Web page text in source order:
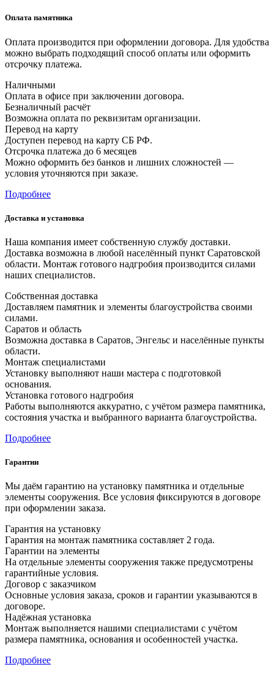
Оплата памятника
Оплата производится при оформлении договора. Для удобства
можно выбрать подходящий способ оплаты или оформить
отсрочку платежа.
Наличными
Оплата в офисе при заключении договора.
Безналичный расчёт
Возможна оплата по реквизитам организации.
Перевод на карту
Доступен перевод на карту СБ РФ.
Отсрочка платежа до 6 месяцев
Можно оформить без банков и лишних сложностей —
условия уточняются при заказе.
Подробнее
Доставка и установка
Наша компания имеет собственную службу доставки.
Доставка возможна в любой населённый пункт Саратовской
области. Монтаж готового надгробия производится силами
наших специалистов.
Собственная доставка
Доставляем памятник и элементы благоустройства своими
силами.
Саратов и область
Возможна доставка в Саратов, Энгельс и населённые пункты
области.
Монтаж специалистами
Установку выполняют наши мастера с подготовкой
основания.
Установка готового надгробия
Работы выполняются аккуратно, с учётом размера памятника,
состояния участка и выбранного варианта благоустройства.
Подробнее
Гарантии
Мы даём гарантию на установку памятника и отдельные
элементы сооружения. Все условия фиксируются в договоре
при оформлении заказа.
Гарантия на установку
Гарантия на монтаж памятника составляет 2 года.
Гарантии на элементы
На отдельные элементы сооружения также предусмотрены
гарантийные условия.
Договор с заказчиком
Основные условия заказа, сроков и гарантии указываются в
договоре.
Надёжная установка
Монтаж выполняется нашими специалистами с учётом
размера памятника, основания и особенностей участка.
Подробнее